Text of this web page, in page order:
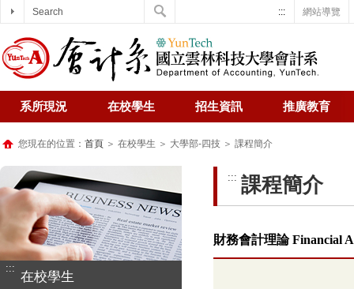
網站導覽
:::
系所現況 在校學生 招生資訊 推廣教育
您現在的位置： 首頁 ＞ 在校學生 ＞ 大學部-四技 ＞ 課程簡介
:::
在校學生
::: 課程簡介
財務會計理論 Financial
Search